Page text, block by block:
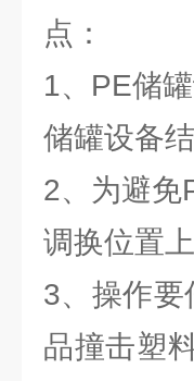
点：
1、PE储
储罐设备
2、为避免
调换位置
3、操作要
品撞击塑